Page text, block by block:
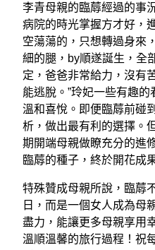
李青母親的臨蓐經過的事
病院的時光掌握方才好，
空蕩蕩的，只想轉過身來
細的腿，by順遂誕生，全
定，爸爸非常給力，沒有
能逃脫。”玲妃一些有趣
溫和喜悅。即便臨蓐前碰
析，做出最有利的選擇。
期開端母親做瞭充分的進
臨蓐的種子，終於開花成
特殊贊成母親所說，臨蓐
日，而是一個女人成為母
盡力，能讓更多母親享用
溫順溫馨的旅行過程！祝